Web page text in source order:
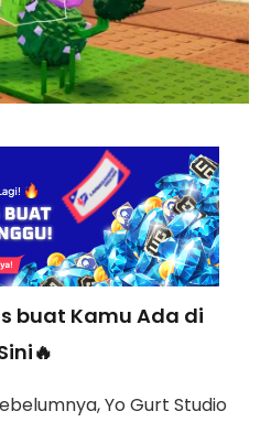
buat Kamu Ada di
Yo Gurt Studio